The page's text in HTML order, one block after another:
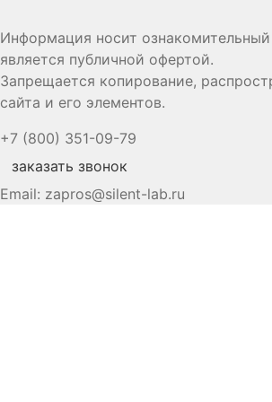
Информация носит
является публичной офертой.
Запрещается копирование,
сайта и его элементов.
+7 (800) 351-09-79
заказать звонок
Email: zapros@silent-lab.ru